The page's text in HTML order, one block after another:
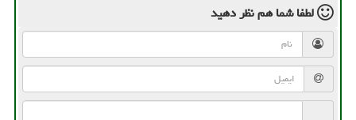
لطفا شما همنظر دهید